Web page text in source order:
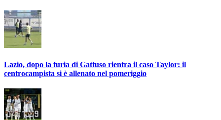
Lazio, dopo la furia di Gattuso rientra il caso Taylor: il
centrocampista si è allenato nel pomeriggio